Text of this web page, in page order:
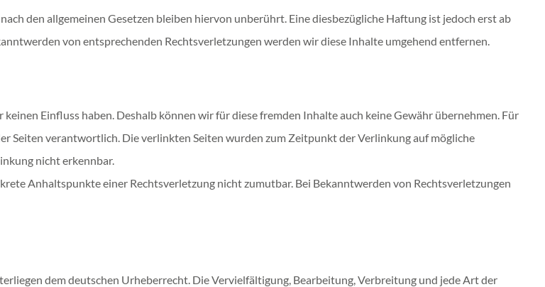
den allgemeinen Gesetzen bleiben hiervon unberührt. Eine diesbezügliche Haftung ist jedoch erst ab
von entsprechenden Rechtsverletzungen werden wir diese Inhalte umgehend entfernen.
Einfluss haben. Deshalb können wir für diese fremden Inhalte auch keine Gewähr übernehmen. Für
Seiten verantwortlich. Die verlinkten Seiten wurden zum Zeitpunkt der Verlinkung auf mögliche
nicht erkennbar.
Anhaltspunkte einer Rechtsverletzung nicht zumutbar. Bei Bekanntwerden von Rechtsverletzungen
dem deutschen Urheberrecht. Die Vervielfältigung, Bearbeitung, Verbreitung und jede Art der